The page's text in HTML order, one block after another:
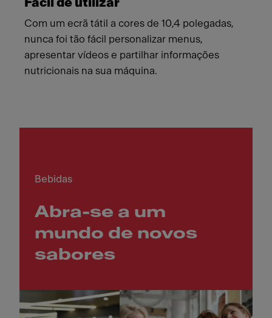
Fácil de utilizar
Com um ecrã tátil a cores de 10,4 polegadas,
nunca foi tão fácil personalizar menus,
apresentar vídeos e partilhar informações
nutricionais na sua máquina.
Bebidas
Abra-se a um
mundo de novos
sabores